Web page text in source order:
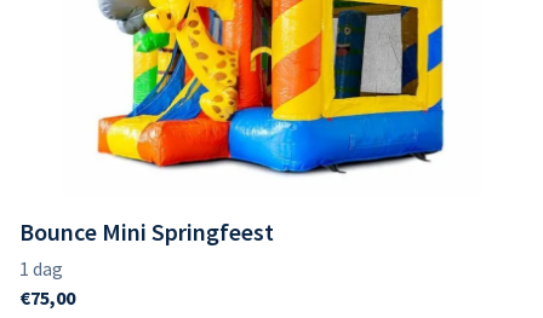
Bounce Mini Springfeest